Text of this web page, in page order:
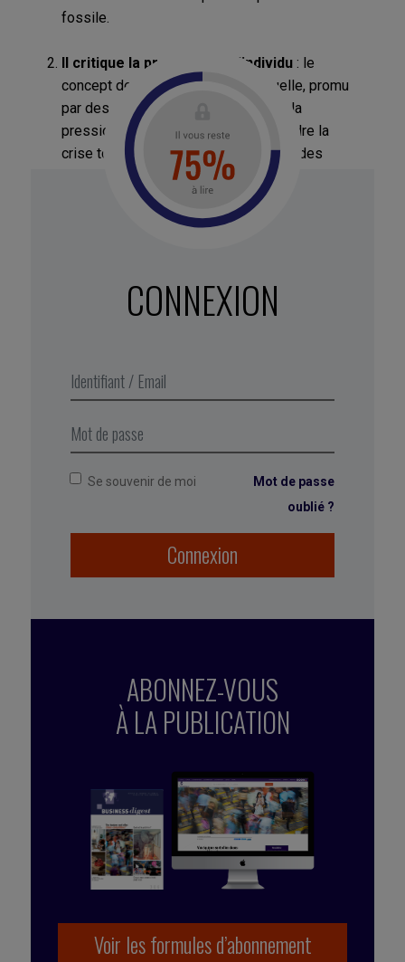
fossile.
Il critique la pression sur l’individu: le
concept de responsabilité individuelle, promu
par des entreprises comme BP, met la
pression sur les citoyens pour résoudre la
crise tout en ignorant l’impact massif des
grandes entreprises fossiles. Cette approche
culpabilise les individus et limite les actions
collectives efficaces.
il y a dissonance entre les valeurs humaines de
protection de la famille, des communautés et
climatique. Cette contradiction, qu’il appelle une
« beauté terrible », pousse à la réévaluation de
nos priorités.
CONNEXION
Se souvenir de moi
Mot de passe
oublié ?
Connexion
ABONNEZ-VOUS
À LA PUBLICATION
Voir les formules d’abonnement